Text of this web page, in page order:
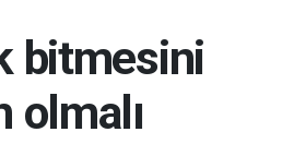
bitmesini
olmalı